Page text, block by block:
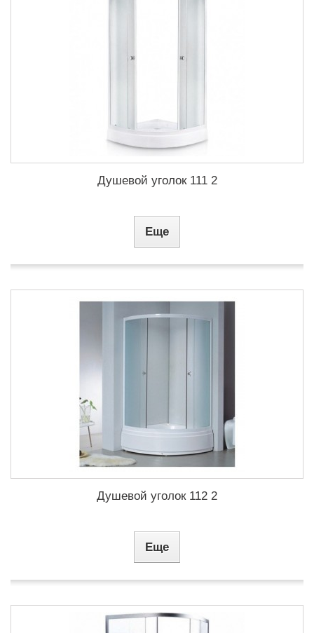
Душевой уголок 111 2
Еще
Душевой уголок 112 2
Еще